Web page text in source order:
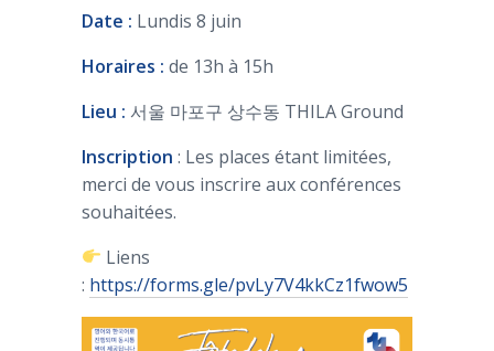
Date : Lundis 8 juin
Horaires : de 13h à 15h
Lieu : 서울 마포구 상수동 THILA Ground
Inscription : Les places étant limitées,
merci de vous inscrire aux conférences
souhaitées.
Liens
: https://forms.gle/pvLy7V4kkCz1fwow5